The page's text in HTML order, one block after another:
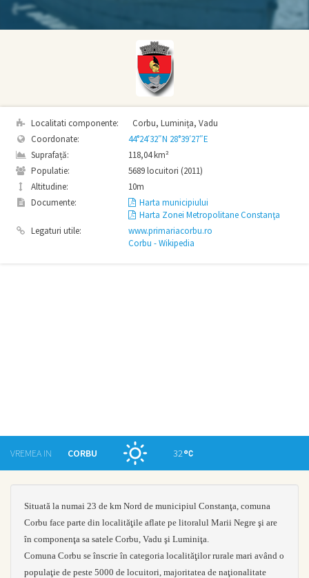
Localitati componente:
Corbu, Luminița, Vadu
Coordonate:
44°24′32″N 28°39′27″E
Suprafață:
118,04 km²
Populatie:
5689 locuitori (2011)
Altitudine:
10m
Documente:
Harta municipiului
Harta Zonei Metropolitane Constanţa
Legaturi utile:
www.primariacorbu.ro
Corbu - Wikipedia
CORBU 32
Situată la numai 23 de km Nord de municipiul Constanţa, comuna
Corbu face parte din localităţile aflate pe litoralul Marii Negre şi are
în componenţa sa satele Corbu, Vadu şi Luminiţa.
Comuna Corbu se înscrie în categoria localităţilor rurale mari având o
populaţie de peste 5000 de locuitori, majoritatea de naţionalitate